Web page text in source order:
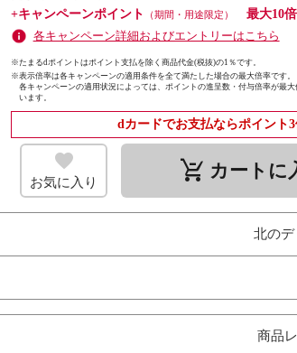
+キャンペーンポイント
（期間・用途限定）
最大10倍
各キャンペーン詳細およびエントリーはこちら
※たまるdポイントはポイント支払を除く商品代金(税抜)の1％です。
※表示倍率は各キャンペーンの適用条件を全て満たした場合の最大倍率です。
各キャンペーンの適用状況によっては、ポイントの進呈数・付与倍率が最
います。
dカードでお支払ならポイント3
お気に入り remove_shopping_cart カートに
北のデ
商品